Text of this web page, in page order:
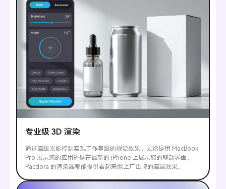
专业级 3D 渲染
通过高级光影控制实现工作室级的视觉效果。无论是用 MacBook
Pro 展示您的应用还是在最新的 iPhone 上展示您的移动界面，
Pacdora 的渲染器都能提供看起来能上广告牌的高端效果。